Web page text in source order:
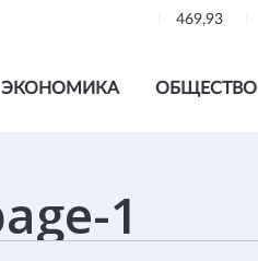
469,93
ЭКОНОМИКА ОБЩЕСТВО